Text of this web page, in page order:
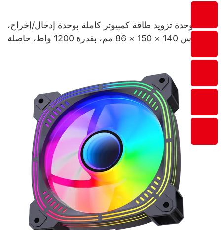
وحدة تزويد طاقة كمبيوتر كاملة بوحدة إدخال/إخراج،
مقاس 140 × 150 × 86 مم، بقدرة 1200 واط، حاصلة